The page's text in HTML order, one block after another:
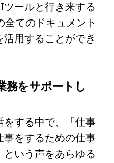
ールと行き来する
てのドキュメント
用することができ
務をサポートし
する中で、「仕事
をするための仕事
いう声をあらゆる